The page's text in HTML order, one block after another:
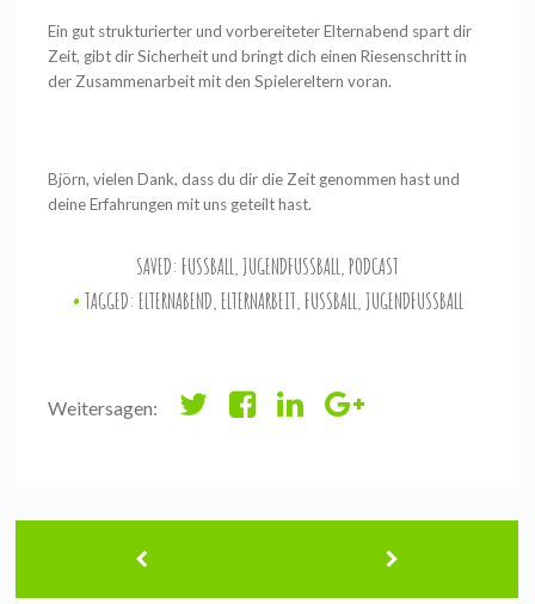
Ein gut strukturierter und vorbereiteter Elternabend spart dir
Zeit, gibt dir Sicherheit und bringt dich einen Riesenschritt in
der Zusammenarbeit mit den Spielereltern voran.
Björn, vielen Dank, dass du dir die Zeit genommen hast und
deine Erfahrungen mit uns geteilt hast.
SAVED: FUSSBALL ,JUGENDFUSSBALL ,PODCAST
TAGGED: ELTERNABEND,ELTERNARBEIT,FUSSBALL,JUGENDFUSSBALL
Weitersagen: